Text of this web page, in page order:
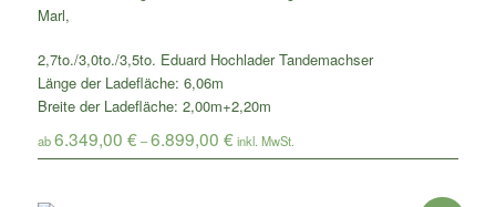
2,7to./3,0to./3,5to. Eduard Hochlader Tandemachser
Länge der Ladefläche: 6,06m
Breite der Ladefläche: 2,00m+2,20m
ab6.349,00€–6.899,00€